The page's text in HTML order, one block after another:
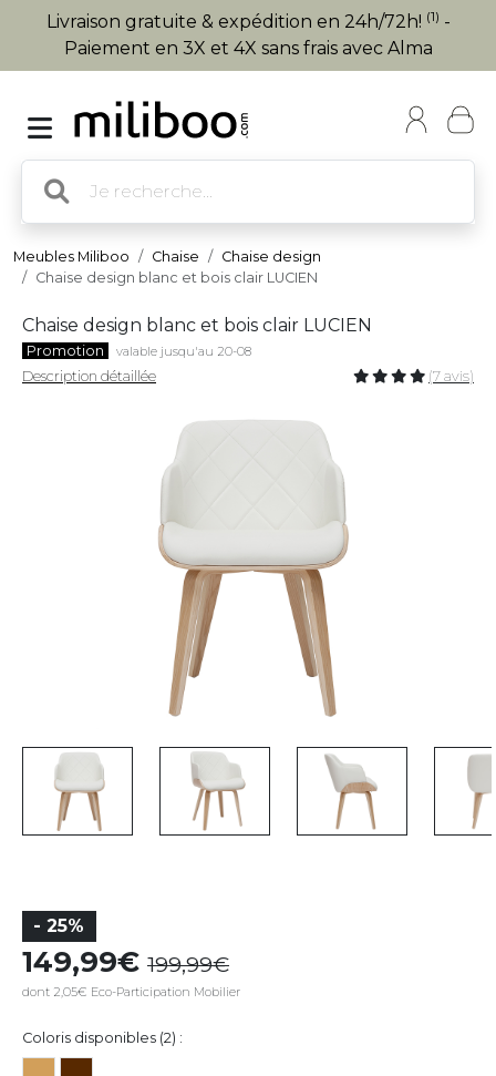
Livraison gratuite & expédition en 24h/72h! (1) -
Paiement en 3X et 4X sans frais avec Alma
Meubles Miliboo Chaise
Chaise design
Chaise design blanc et bois clair LUCIEN
Chaise design blanc et bois clair LUCIEN
Promotion valable jusqu'au 20-08
Description détaillée (7 avis)
- 25%
149,99 199,99
dont 2,05€ Eco-Participation Mobilier
Coloris disponibles (2) :